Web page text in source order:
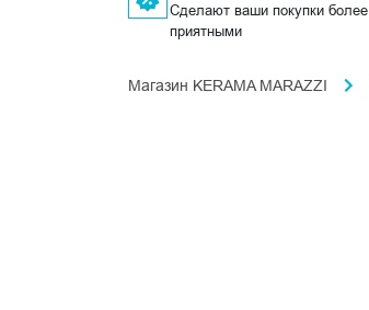
Сделают ваши покупки более
приятными
Магазин KERAMA MARAZZI